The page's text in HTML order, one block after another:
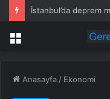
Menü
Anasayfa / Ekonomi